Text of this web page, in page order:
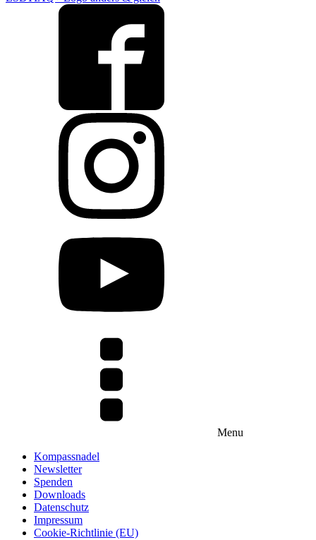
Menu
Kompassnadel
Newsletter
Spenden
Downloads
Datenschutz
Impressum
Cookie-Richtlinie (EU)